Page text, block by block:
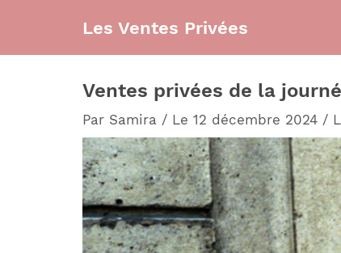
contenu
Les Ventes Privées
Ventes privées de la
Par Samira / Le 12 décembre 2024 /